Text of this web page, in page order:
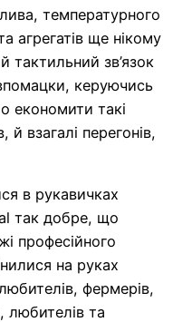
температурного
агрегатів ще нікому
тактильний зв’язок
керуючись
економити такі
й взагалі перегонів,
в рукавичках
так добре, що
професійного
на руках
фермерів,
любителів та